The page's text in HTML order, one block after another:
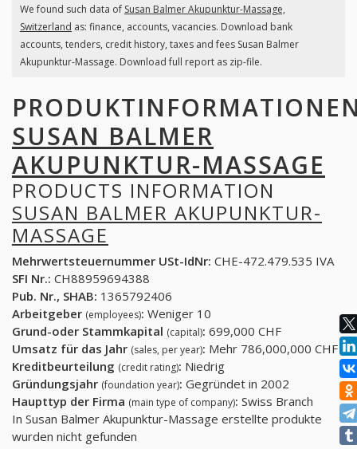
We found such data of Susan Balmer Akupunktur-Massage,
Switzerland as: finance, accounts, vacancies. Download bank
accounts, tenders, credit history, taxes and fees Susan Balmer
Akupunktur-Massage. Download full report as zip-file.
SUSAN BALMER
AKUPUNKTUR-MASSAGE
PRODUCTS INFORMATION
SUSAN BALMER AKUPUNKTUR-
MASSAGE
Mehrwertsteuernummer USt-IdNr: CHE-472.479.535 IVA
SFI Nr.: CH88959694388
Pub. Nr., SHAB: 1365792406
Arbeitgeber (employees): Weniger 10
Grund-oder Stammkapital (capital): 699,000 CHF
Umsatz für das Jahr (sales, per year): Mehr 786,000,000 CHF
Kreditbeurteilung (credit rating): Niedrig
Gründungsjahr (foundation year): Gegründet in 2002
Haupttyp der Firma (main type of company): Swiss Branch
In Susan Balmer Akupunktur-Massage erstellte produkte
wurden nicht gefunden